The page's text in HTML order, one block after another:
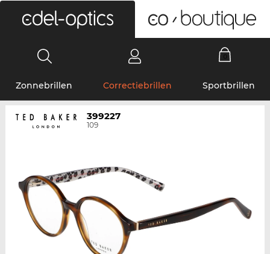
Zonnebrillen Correctiebrillen Sportbrillen
399227
109